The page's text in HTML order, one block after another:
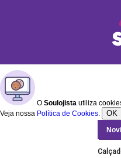
O Soulojista utiliza
Veja nossa Política de Cookies. OK